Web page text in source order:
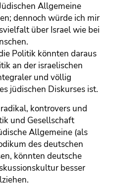
Allgemeine
dennoch würde ich mir
über Israel wie bei
Politik könnten daraus
an der israelischen
und völlig
jüdischen Diskurses ist.
kontrovers und
und Gesellschaft
Allgemeine (als
des deutschen
könnten deutsche
besser